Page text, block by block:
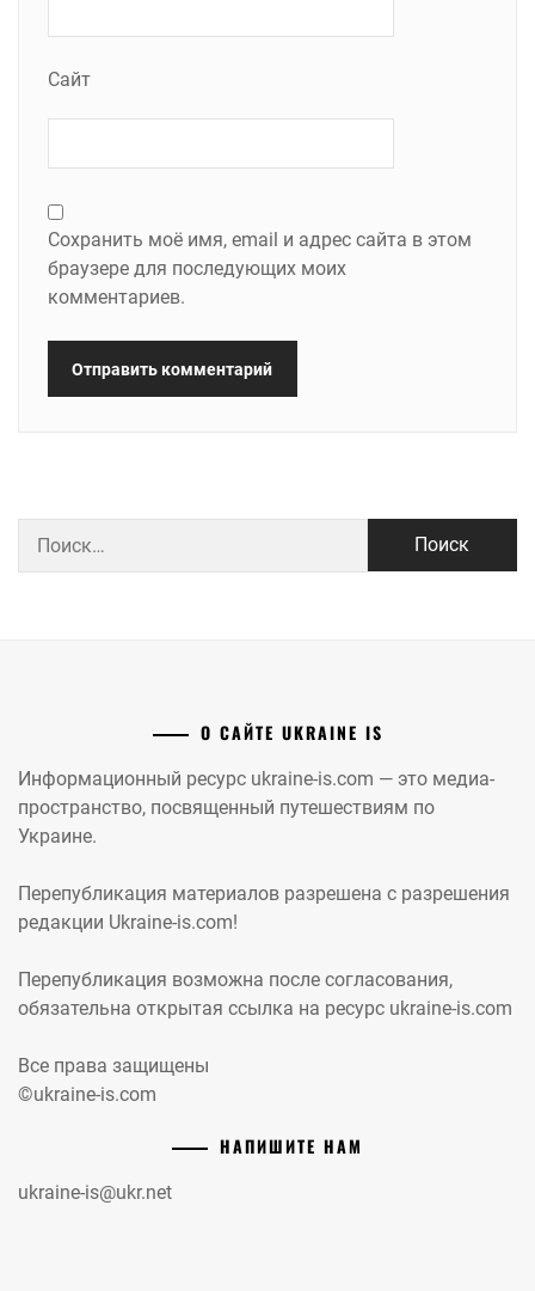
Сайт
Сохранить моё имя, email и адрес сайта в этом
браузере для последующих моих
комментариев.
О САЙТЕ UKRAINE IS
Информационный ресурс ukraine-is.com — это медиа-
пространство, посвященный путешествиям по
Украине.
Перепубликация материалов разрешена с разрешения
редакции Ukraine-is.com!
Перепубликация возможна после согласования,
обязательна открытая ссылка на ресурс ukraine-is.com
Все права защищены
©ukraine-is.com
НАПИШИТЕ НАМ
ukraine-is@ukr.net